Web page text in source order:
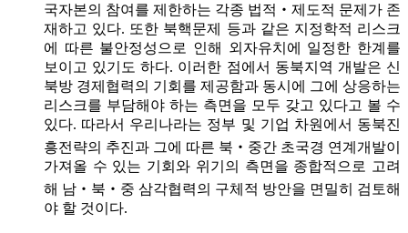
국자본의 참여를 제한하는 각종 법적‧제도적 문제가 존
재하고 있다. 또한 북핵문제 등과 같은 지정학적 리스크
에 따른 불안정성으로 인해 외자유치에 일정한 한계를
보이고 있기도 하다. 이러한 점에서 동북지역 개발은 신
북방 경제협력의 기회를 제공함과 동시에 그에 상응하는
리스크를 부담해야 하는 측면을 모두 갖고 있다고 볼 수
있다. 따라서 우리나라는 정부 및 기업 차원에서 동북진
흥전략의 추진과 그에 따른 북‧중간 초국경 연계개발이
가져올 수 있는 기회와 위기의 측면을 종합적으로 고려
해 남‧북‧중 삼각협력의 구체적 방안을 면밀히 검토해
야 할 것이다.